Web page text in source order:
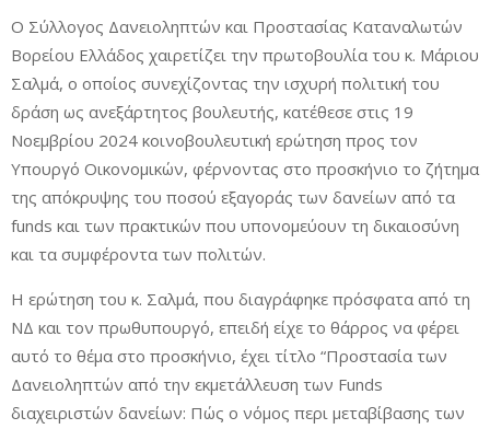
Ο Σύλλογος Δανειοληπτών και Προστασίας Καταναλωτών
Βορείου Ελλάδος χαιρετίζει την πρωτοβουλία του κ. Μάριου
Σαλμά, ο οποίος συνεχίζοντας την ισχυρή πολιτική του
δράση ως ανεξάρτητος βουλευτής, κατέθεσε στις 19
Νοεμβρίου 2024 κοινοβουλευτική ερώτηση προς τον
Υπουργό Οικονομικών, φέρνοντας στο προσκήνιο το ζήτημα
της απόκρυψης του ποσού εξαγοράς των δανείων από τα
funds και των πρακτικών που υπονομεύουν τη δικαιοσύνη
και τα συμφέροντα των πολιτών.
Η ερώτηση του κ. Σαλμά, που διαγράφηκε πρόσφατα από τη
ΝΔ και τον πρωθυπουργό, επειδή είχε το θάρρος να φέρει
αυτό το θέμα στο προσκήνιο, έχει τίτλο “Προστασία των
Δανειοληπτών από την εκμετάλλευση των Funds
διαχειριστών δανείων: Πώς ο νόμος περι μεταβίβασης των